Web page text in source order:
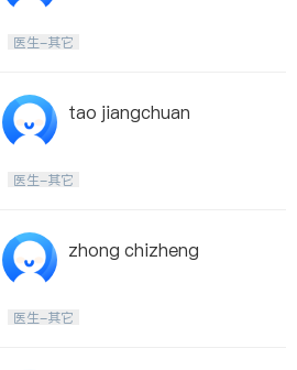
医生-其它
tao jiangchuan
医生-其它
zhong chizheng
医生-其它